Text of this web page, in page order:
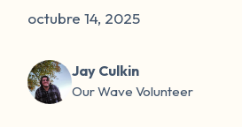
octubre 14, 2025
Jay Culkin
Our Wave Volunteer